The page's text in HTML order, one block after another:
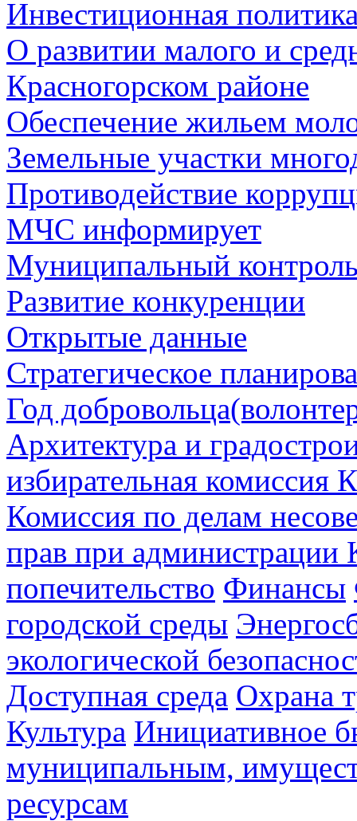
Инвестиционная
О развитии малого и
Красногорском районе
Обеспечение жильем
Земельные участки
Противодействие
МЧС информирует
Муниципальный
Развитие конкуренции
Открытые данные
Стратегическое
Год
Архитектура и
избирательная комиссия
Комиссия по делам
прав при администрации
попечительство Финансы
городской среды
экологической
Доступная среда Охрана
Культура Инициативное
муниципальным,
ресурсам